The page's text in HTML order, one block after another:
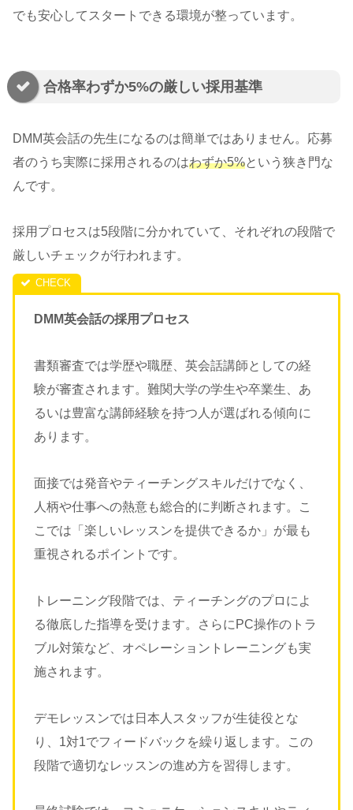
でも安心してスタートできる環境が整っています。
合格率わずか5%の厳しい採用基準
DMM英会話の先生になるのは簡単ではありません。応募
者のうち実際に採用されるのはわずか5%という狭き門な
んです。
採用プロセスは5段階に分かれていて、それぞれの段階で
厳しいチェックが行われます。
DMM英会話の採用プロセス
書類審査では学歴や職歴、英会話講師としての経
験が審査されます。難関大学の学生や卒業生、あ
るいは豊富な講師経験を持つ人が選ばれる傾向に
あります。
面接では発音やティーチングスキルだけでなく、
人柄や仕事への熱意も総合的に判断されます。こ
こでは「楽しいレッスンを提供できるか」が最も
重視されるポイントです。
トレーニング段階では、ティーチングのプロによ
る徹底した指導を受けます。さらにPC操作のトラ
ブル対策など、オペレーショントレーニングも実
施されます。
デモレッスンでは日本人スタッフが生徒役とな
り、1対1でフィードバックを繰り返します。この
段階で適切なレッスンの進め方を習得します。